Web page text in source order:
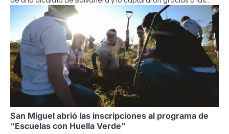
San Miguel abrió las inscripciones al programa de
“Escuelas con Huella Verde”